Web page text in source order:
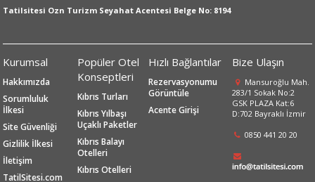
Tatilsitesi Ozn Turizm Seyahat Acentesi Belge No: 8194
Kurumsal
Hakkımızda
Sorumluluk
İlkesi
Site Güvenliği
Gizlilik İlkesi
İletişim
TatilSitesi.com
Popüler Otel
Konseptleri
Kıbrıs Turları
Kıbrıs Yılbaşı
Uçaklı Paketler
Kıbrıs Balayı
Otelleri
Kıbrıs Otelleri
Hızlı Bağlantılar
Rezervasyonumu
Görüntüle
Acente Girişi
Bize Ulaşın
Mansuroğlu Mah.
283/1 Sokak No:2
GSK PLAZA Kat:6
D:702 Bayraklı İzmir
0850 441 20 20